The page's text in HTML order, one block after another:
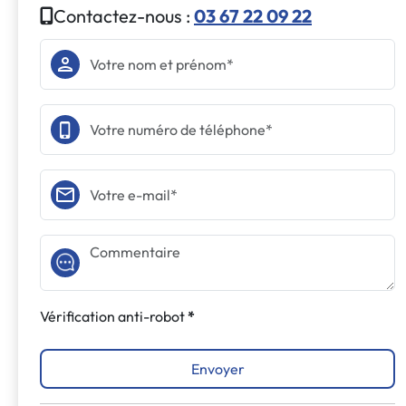
Contactez-nous : 03 67 22 09 22
Vérification anti-robot
Envoyer